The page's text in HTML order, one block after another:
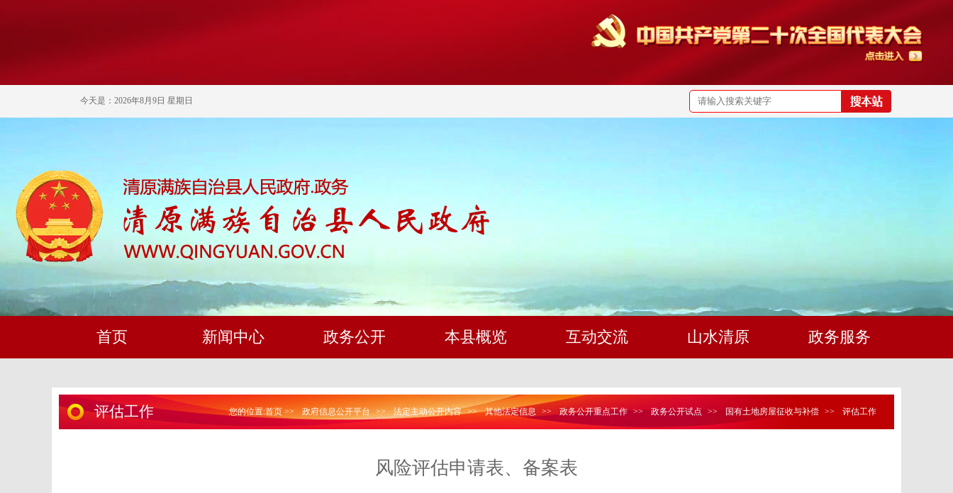
今天是：2026年8月9日 星期日
首页 新闻中心 政务公开 本县概览 互动交流 山水清原 政务服务
评估工作 您的位置:首页 >> 政府信息公开平台 >> 法定主动公开内容 >> 其他法定信息 >> 政务公开重点工作 >> 政务公开试点 >> 国有土地房屋征收与补偿 >> 评估工作
风险评估申请表、备案表